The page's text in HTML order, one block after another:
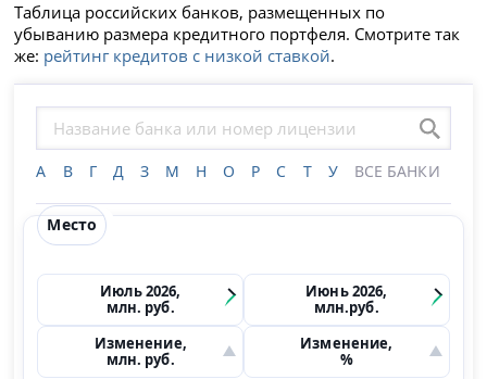
Таблица российских банков, размещенных по
убыванию размера кредитного портфеля. Смотрите так
же: рейтинг кредитов с низкой ставкой.
А В Г Д З М Н О Р С Т У ВСЕ БАНКИ
Место
Июль 2026,
млн. руб.
Июнь 2026,
млн.руб.
Изменение,
млн. руб.
Изменение,
%